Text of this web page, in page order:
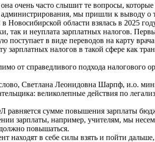
очень часто слышит те вопросы,
мы пришли к выводу о
области взялась в 2025
и неуплата зарплатных налогов.
поступает в виде переводов на карту
налогов в такой сфере как
от справедливого подхода налогового
Светлана Леонидовна Шарпф, и.о.
великолепные действия по
равняется сумме повышения зарплаты
зарплаты, например, учителям, мы
повышаться.
в себе силы взять и пойти